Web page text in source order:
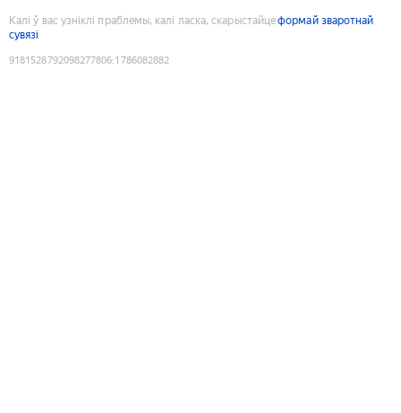
Калі ў вас узніклі праблемы, калі ласка, скарыстайцеформай зваротнай
сувязі
9181528792098277806:1786082882